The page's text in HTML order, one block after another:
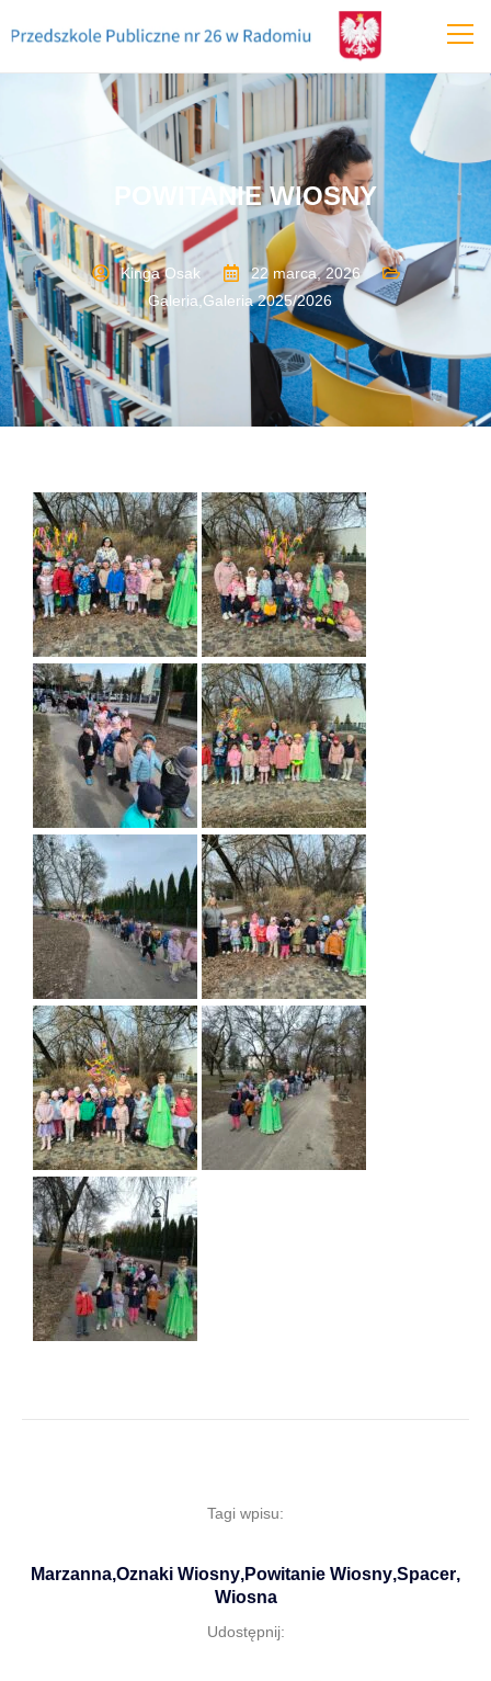
POWITANIE WIOSNY
Kinga Osak
22 marca, 2026
Galeria,Galeria 2025/2026
Tagi wpisu:
Marzanna,Oznaki Wiosny,Powitanie Wiosny,Spacer,
Wiosna
Udostępnij: